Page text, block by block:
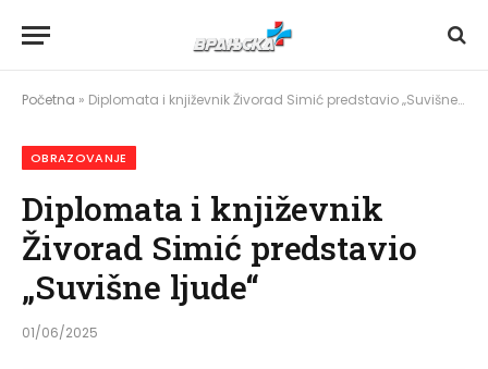
Početna » Diplomata i književnik Živorad Simić predstavio „Suvišne ljude“
OBRAZOVANJE
Diplomata i književnik
Živorad Simić predstavio
„Suvišne ljude“
01/06/2025